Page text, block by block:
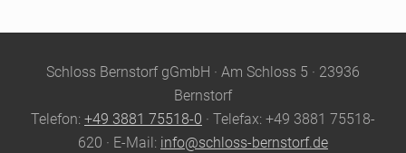
SiteSchloss Bernstorf gGmbH · Am Schloss 5 · 23936
Bernstorf
Telefon: +49 3881 75518-0 · Telefax: +49 3881 75518-
620 · E-Mail: info@schloss-bernstorf.de